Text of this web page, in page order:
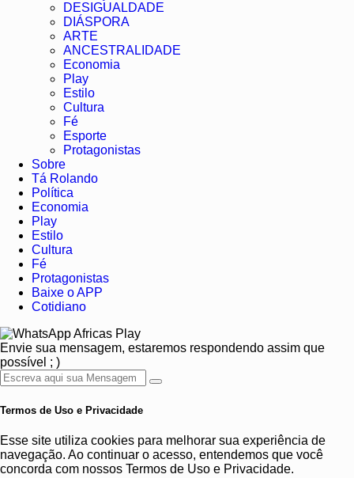
DESIGUALDADE
DIÁSPORA
ARTE
ANCESTRALIDADE
Economia
Play
Estilo
Cultura
Fé
Esporte
Protagonistas
Sobre
Tá Rolando
Política
Economia
Play
Estilo
Cultura
Fé
Protagonistas
Baixe o APP
Cotidiano
Africas Play
Envie sua mensagem, estaremos respondendo assim que
possível ; )
Termos de Uso e Privacidade
Esse site utiliza cookies para melhorar sua experiência de
navegação. Ao continuar o acesso, entendemos que você
concorda com nossos Termos de Uso e Privacidade.